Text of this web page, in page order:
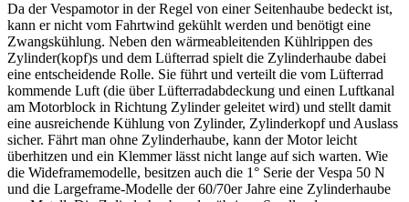
Da der Vespamotor in der Regel von einer Seitenhaube bedeckt ist,
kann er nicht vom Fahrtwind gekühlt werden und benötigt eine
Zwangskühlung. Neben den wärmeableitenden Kühlrippen des
Zylinder(kopf)s und dem Lüfterrad spielt die Zylinderhaube dabei
eine entscheidende Rolle. Sie führt und verteilt die vom Lüfterrad
kommende Luft (die über Lüfterradabdeckung und einen Luftkanal
am Motorblock in Richtung Zylinder geleitet wird) und stellt damit
eine ausreichende Kühlung von Zylinder, Zylinderkopf und Auslass
sicher. Fährt man ohne Zylinderhaube, kann der Motor leicht
überhitzen und ein Klemmer lässt nicht lange auf sich warten. Wie
die Wideframemodelle, besitzen auch die 1° Serie der Vespa 50 N
und die Largeframe-Modelle der 60/70er Jahre eine Zylinderhaube